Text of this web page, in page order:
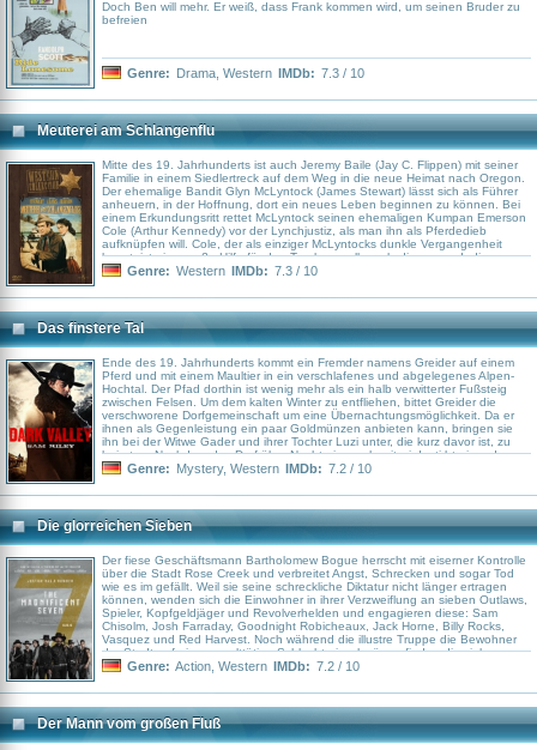
Doch Ben will mehr. Er weiß, dass Frank kommen wird, um seinen Bruder zu
befreien
Genre: Drama Western IMDb: 7.3 / 10
Meuterei am Schlangenflu
Mitte des 19. Jahrhunderts ist auch Jeremy Baile (Jay C. Flippen) mit seiner
Familie in einem Siedlertreck auf dem Weg in die neue Heimat nach Oregon.
Der ehemalige Bandit Glyn McLyntock (James Stewart) lässt sich als Führer
anheuern, in der Hoffnung, dort ein neues Leben beginnen zu können. Bei
einem Erkundungsritt rettet McLyntock seinen ehemaligen Kumpan Emerson
Cole (Arthur Kennedy) vor der Lynchjustiz, als man ihn als Pferdedieb
aufknüpfen will. Cole, der als einziger McLyntocks dunkle Vergangenheit
kennt, ist eine große Hilfe für den Treck, vor allem als dieser von Indianern
überfallen wird.
Genre: Western IMDb: 7.3 / 10
Das finstere Tal
Ende des 19. Jahrhunderts kommt ein Fremder namens Greider auf einem
Pferd und mit einem Maultier in ein verschlafenes und abgelegenes Alpen-
Hochtal. Der Pfad dorthin ist wenig mehr als ein halb verwitterter Fußsteig
zwischen Felsen. Um dem kalten Winter zu entfliehen, bittet Greider die
verschworene Dorfgemeinschaft um eine Übernachtungsmöglichkeit. Da er
ihnen als Gegenleistung ein paar Goldmünzen anbieten kann, bringen sie
ihn bei der Witwe Gader und ihrer Tochter Luzi unter, die kurz davor ist, zu
heiraten. Nachdem das Dorf über Nacht eingeschneit wird, stirbt einer der
Söhne des Dorfpatriarchen bei einem Unfall. Als danach der Patriarchensohn
um Unfälle handelt. Sofort wird Greider verdächtigt etwas mit den Unfällen zu
tun zu haben. Außerdem machen sich Vermutungen breit, dass ein altes,
dunkles Geheimnis der Bewohner etwas damit zu tun haben könnte...
Genre: Mystery, Western IMDb: 7.2 / 10
Die glorreichen Sieben
Der fiese Geschäftsmann Bartholomew Bogue herrscht mit eiserner Kontrolle
über die Stadt Rose Creek und verbreitet Angst, Schrecken und sogar Tod
wie es im gefällt. Weil sie seine schreckliche Diktatur nicht länger ertragen
können, wenden sich die Einwohner in ihrer Verzweiflung an sieben Outlaws,
Spieler, Kopfgeldjäger und Revolverhelden und engagieren diese: Sam
Chisolm, Josh Farraday, Goodnight Robicheaux, Jack Horne, Billy Rocks,
Vasquez und Red Harvest. Noch während die illustre Truppe die Bewohner
der Stadt auf eine gewalttätige Schlacht einschwören, finden die sieben
Söldner heraus, dass für sie weit mehr als nur Geld auf dem Spiel steht.
Genre: Action Western IMDb: 7.2 / 10
Der Mann vom großen Fluß